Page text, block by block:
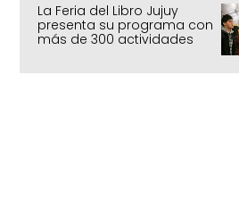
La Feria del Libro Jujuy
presenta su programa con
más de 300 actividades